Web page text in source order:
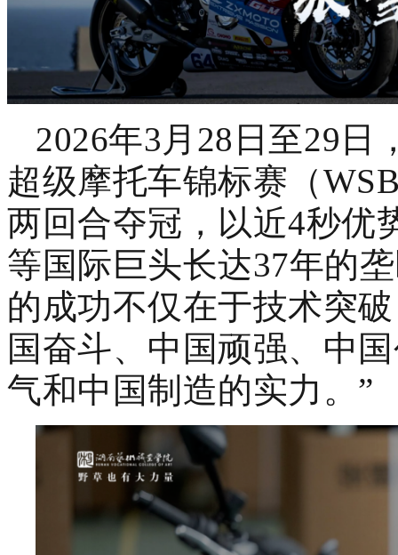
2026年3月28日至29日
超级摩托车锦标赛（
两回合夺冠，以近4秒优
等国际巨头长达37年的
的成功不仅在于技术突
国奋斗、中国顽强、中
气和中国制造的实力。”